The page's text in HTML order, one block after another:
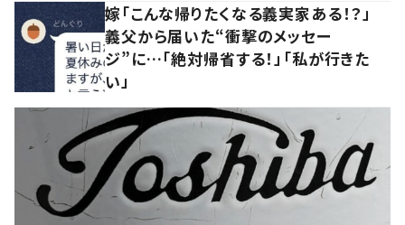
嫁「こんな帰りたくなる義実家ある！？」
義父から届いた“衝撃のメッセー
ジ”に…「絶対帰省する！」「私が行きた
い」